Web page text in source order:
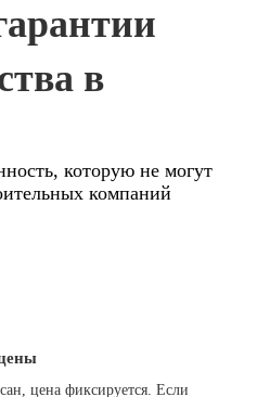
в
которую не могут
компаний
цена фиксируется. Если